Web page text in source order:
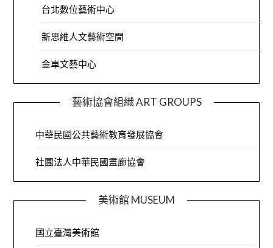
台北數位藝術中心
新思維人文藝術空間
金車文藝中心
藝術協會組織 ART GROUPS
中華民國公共藝術教育發展協會
社團法人中華民國畫廊協會
美術館 MUSEUM
國立臺灣美術館